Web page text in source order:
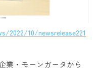
2022/10/newsrelease221
業・モーンガータから